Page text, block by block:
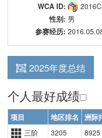
WCA ID:
性别: 男
参赛经历:
2025年度总结
个人最好成绩
项目 地区排名 洲际
三阶
3205 8925